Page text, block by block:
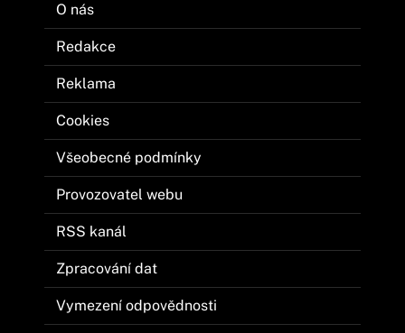
O nás
Redakce
Reklama
Cookies
Všeobecné podmínky
Provozovatel webu
RSS kanál
Zpracování dat
Vymezení odpovědnosti